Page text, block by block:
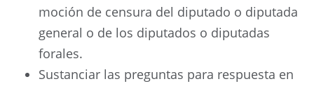
moción de censura del diputado o diputada
general o de los diputados o diputadas
forales.
Sustanciar las preguntas para respuesta en